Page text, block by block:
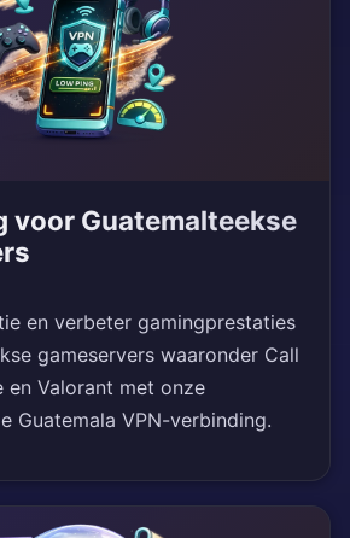
voor Guatemalteekse
en verbeter gamingprestaties
gameservers waaronder Call
en Valorant met onze
Guatemala VPN-verbinding.